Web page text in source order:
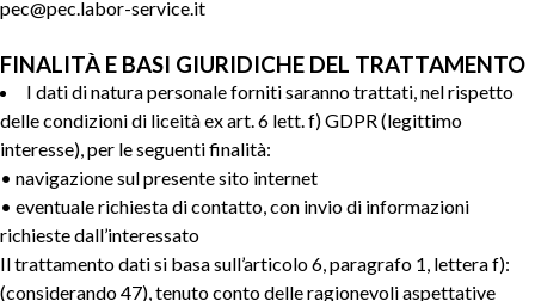
pec@pec.labor-service.it
FINALITÀ E BASI GIURIDICHE DEL TRATTAMENTO
I dati di natura personale forniti saranno trattati, nel rispetto
delle condizioni di liceità ex art. 6 lett. f) GDPR (legittimo
interesse), per le seguenti finalità:
• navigazione sul presente sito internet
• eventuale richiesta di contatto, con invio di informazioni
richieste dall’interessato
Il trattamento dati si basa sull’articolo 6, paragrafo 1, lettera f):
(considerando 47), tenuto conto delle ragionevoli aspettative